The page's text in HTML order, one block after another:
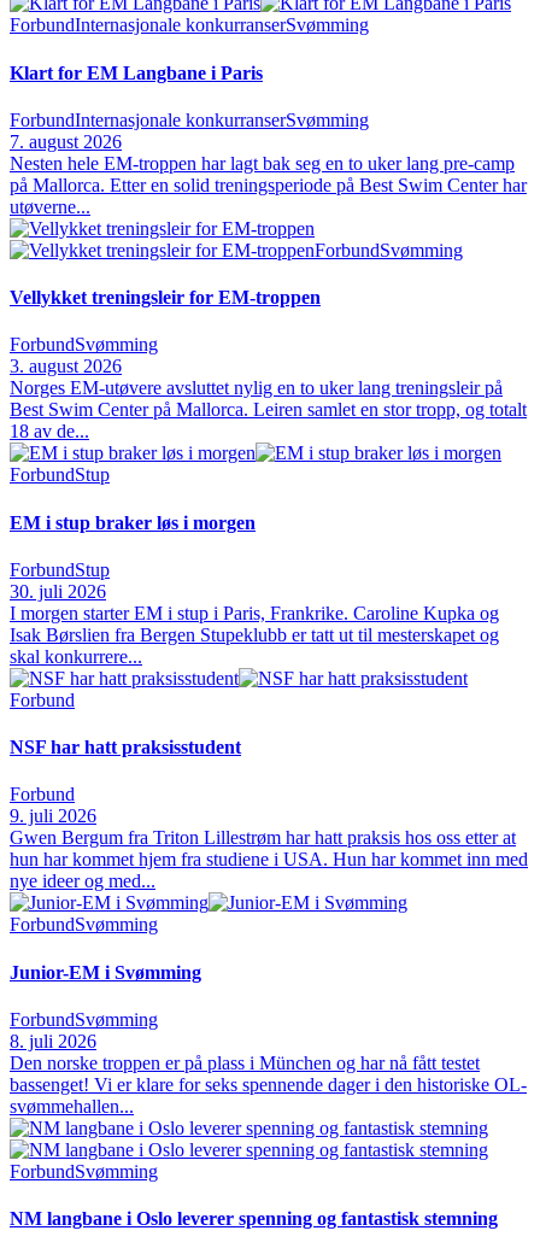
ForbundInternasjonale konkurranserSvømming
Klart for EM Langbane i Paris
ForbundInternasjonale konkurranserSvømming
7. august 2026
Nesten hele EM‑troppen har lagt bak seg en to uker lang pre‑camp
på Mallorca. Etter en solid treningsperiode på Best Swim Center har
utøverne...
ForbundSvømming
Vellykket treningsleir for EM-troppen
ForbundSvømming
3. august 2026
Norges EM‑utøvere avsluttet nylig en to uker lang treningsleir på
Best Swim Center på Mallorca. Leiren samlet en stor tropp, og totalt
18 av de...
ForbundStup
EM i stup braker løs i morgen
ForbundStup
30. juli 2026
I morgen starter EM i stup i Paris, Frankrike. Caroline Kupka og
Isak Børslien fra Bergen Stupeklubb er tatt ut til mesterskapet og
skal konkurrere...
Forbund
NSF har hatt praksisstudent
Forbund
9. juli 2026
Gwen Bergum fra Triton Lillestrøm har hatt praksis hos oss etter at
hun har kommet hjem fra studiene i USA. Hun har kommet inn med
nye ideer og med...
ForbundSvømming
Junior-EM i Svømming
ForbundSvømming
8. juli 2026
Den norske troppen er på plass i München og har nå fått testet
bassenget! Vi er klare for seks spennende dager i den historiske OL-
svømmehallen...
ForbundSvømming
NM langbane i Oslo leverer spenning og fantastisk stemning